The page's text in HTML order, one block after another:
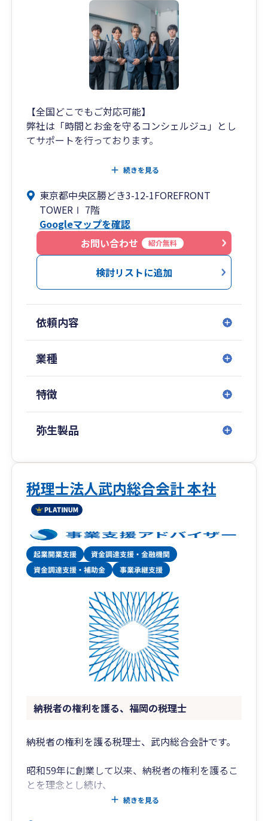
いつでも迅速かつ親切丁寧に対応いたします。
（週末対応も可。）
お客様のご要望に合わせて
LINE、chatwork、slackなどのSNSも使用してお
お客様ファーストで寄り添った対応を
全社員一同で心がけております。
税務調査については、
弊所代表の甲田は業界でも指折りの交渉力を持っ
お客様からの信頼も非常に厚く、
す。
追徴０円で終わらせた実績が多数あります。
任せて安心の弊所までぜひお気軽にお問い合わせ
ください。
【全国どこでもご対応可能】
弊社は「時間とお金を守るコンシェルジュ」とし
てサポートを行っております。
税務相談・税務業務は当然とし、
させていただき、会計資料の受け渡しやお客様の
事務作業の簡素化をし”時間”をサポート、
長期的な事業計画、短期的な資金・利益計画を一
緒に作成し、融資や節税・補助金等をご案内
し”キャッシュフロー”をサポートいたします。
ポート可能です。
リモート面談も実施しているため、全国のお客様
続きを見る
東京都中央区勝どき3-12-1FOREFRONT
TOWERⅠ 7階
Googleマップを確認
お問い合わせ
紹介無料
検討リストに追加
依頼内容
業種
特徴
弥生製品
税理士法人武内総合会計 本社
納税者の権利を護る、福岡の税理士
納税者の権利を護る税理士、武内総合会計です。
昭和59年に創業して以来、納税者の権利を護るこ
とを理念とし続け、
地域の皆様にご愛顧いただいています。
続きを見る